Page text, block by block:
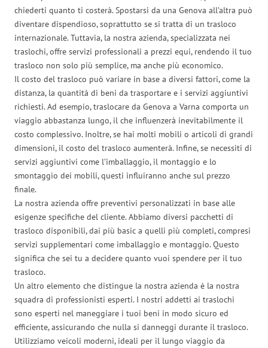
chiederti quanto ti costerà. Spostarsi da una Genova all’altra può
diventare dispendioso, soprattutto se si tratta di un trasloco
internazionale. Tuttavia, la nostra azienda, specializzata nei
traslochi, offre servizi professionali a prezzi equi, rendendo il tuo
trasloco non solo più semplice, ma anche più economico.
Il costo del trasloco può variare in base a diversi fattori, come la
distanza, la quantità di beni da trasportare e i servizi aggiuntivi
richiesti. Ad esempio, traslocare da Genova a Varna comporta un
viaggio abbastanza lungo, il che influenzerà inevitabilmente il
costo complessivo. Inoltre, se hai molti mobili o articoli di grandi
dimensioni, il costo del trasloco aumenterà. Infine, se necessiti di
servizi aggiuntivi come l’imballaggio, il montaggio e lo
smontaggio dei mobili, questi influiranno anche sul prezzo
finale.
La nostra azienda offre preventivi personalizzati in base alle
esigenze specifiche del cliente. Abbiamo diversi pacchetti di
trasloco disponibili, dai più basic a quelli più completi, compresi
servizi supplementari come imballaggio e montaggio. Questo
significa che sei tu a decidere quanto vuoi spendere per il tuo
trasloco.
Un altro elemento che distingue la nostra azienda è la nostra
squadra di professionisti esperti. I nostri addetti ai traslochi
sono esperti nel maneggiare i tuoi beni in modo sicuro ed
efficiente, assicurando che nulla si danneggi durante il trasloco.
Utilizziamo veicoli moderni, ideali per il lungo viaggio da